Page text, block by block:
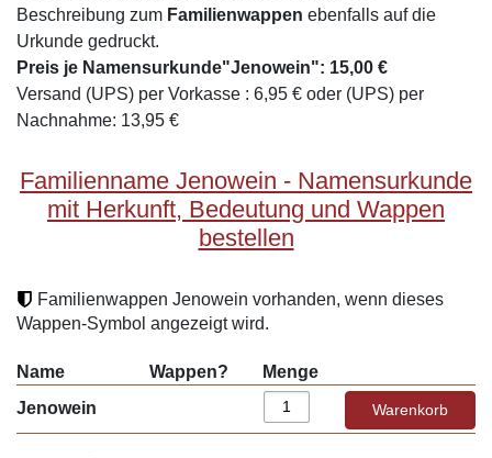
Beschreibung zum Familienwappen ebenfalls auf die
Urkunde gedruckt.
Preis je Namensurkunde"Jenowein": 15,00 €
Versand (UPS) per Vorkasse : 6,95 € oder (UPS) per
Nachnahme: 13,95 €
Familienname Jenowein - Namensurkunde
mit Herkunft, Bedeutung und Wappen
bestellen
Familienwappen Jenowein vorhanden, wenn dieses
Wappen-Symbol angezeigt wird.
Name Wappen?
Menge
Jenowein